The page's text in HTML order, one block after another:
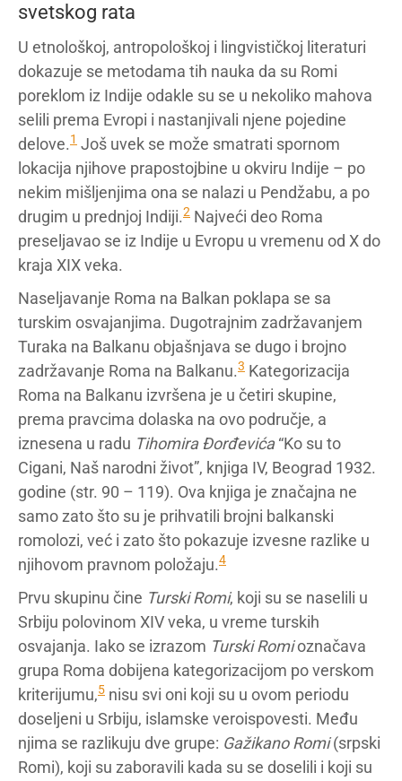
svetskog rata
U etnološkoj, antropološkoj i lingvističkoj literaturi
dokazuje se metodama tih nauka da su Romi
poreklom iz Indije odakle su se u nekoliko mahova
selili prema Evropi i nastanjivali njene pojedine
delove.1 Još uvek se može smatrati spornom
lokacija njihove prapostojbine u okviru Indije – po
nekim mišljenjima ona se nalazi u Pendžabu, a po
drugim u prednjoj Indiji.2 Najveći deo Roma
preseljavao se iz Indije u Evropu u vremenu od X do
kraja XIX veka.
Naseljavanje Roma na Balkan poklapa se sa
turskim osvajanjima. Dugotrajnim zadržavanjem
Turaka na Balkanu objašnjava se dugo i brojno
zadržavanje Roma na Balkanu.3 Kategorizacija
Roma na Balkanu izvršena je u četiri skupine,
prema pravcima dolaska na ovo područje, a
iznesena u radu Tihomira Đorđevića“Ko su to
Cigani, Naš narodni život”, knjiga IV, Beograd 1932.
godine (str. 90 – 119). Ova knjiga je značajna ne
samo zato što su je prihvatili brojni balkanski
romolozi, već i zato što pokazuje izvesne razlike u
njihovom pravnom položaju.4
Prvu skupinu čine Turski Romi, koji su se naselili u
Srbiju polovinom XIV veka, u vreme turskih
osvajanja. Iako se izrazom Turski Romioznačava
grupa Roma dobijena kategorizacijom po verskom
kriterijumu,5 nisu svi oni koji su u ovom periodu
doseljeni u Srbiju, islamske veroispovesti. Među
njima se razlikuju dve grupe: Gažikano Romi(srpski
Romi), koji su zaboravili kada su se doselili i koji su